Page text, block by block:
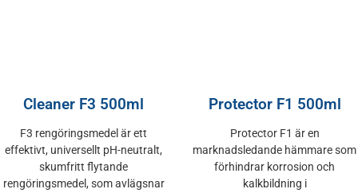
Cleaner F3 500ml
F3 rengöringsmedel är ett
effektivt, universellt pH-neutralt,
skumfritt flytande
rengöringsmedel, som avlägsnar
Protector F1 500ml
Protector F1 är en
marknadsledande hämmare som
förhindrar korrosion och
kalkbildning i